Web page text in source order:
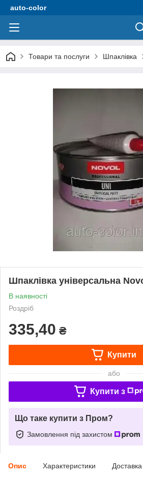
auto-color
Товари та послуги Шпаклівка
Шпаклівка універсальна
В наявності
Роздріб
335,40 ₴
Купити
або
Купити з
Що таке купити з Пром?
Замовлення під захистом
Опис Характеристики Доставка